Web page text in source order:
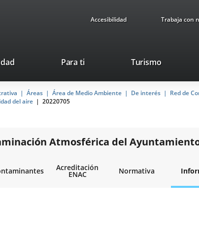
Accesibilidad Trabaja con
Para ti TurismoThis
will
open
up
window.
Áreas Área de Medio Ambiente De interés
Red de
del aire 20220705
Atmosférica del
Acreditación
ENAC Normativa